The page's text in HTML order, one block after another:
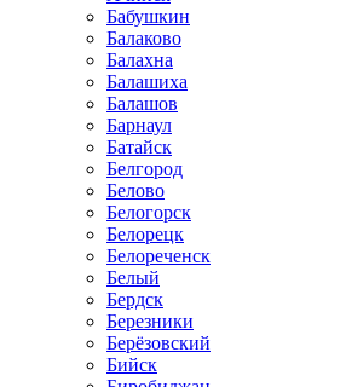
Бабушкин
Балаково
Балахна
Балашиха
Балашов
Барнаул
Батайск
Белгород
Белово
Белогорск
Белорецк
Белореченск
Белый
Бердск
Березники
Берёзовский
Бийск